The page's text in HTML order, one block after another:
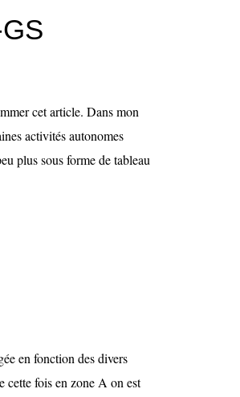
cet article. Dans mon
activités autonomes
plus sous forme de tableau
en fonction des divers
cette fois en zone A on est